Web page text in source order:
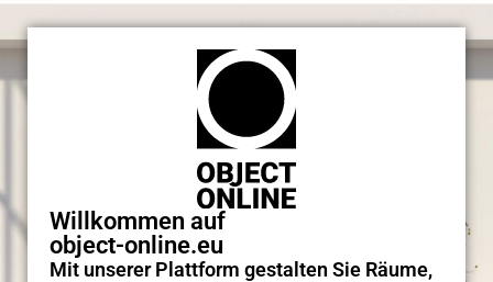
Willkommen auf
object-online.eu
Mit unserer Plattform gestalten Sie Räume,